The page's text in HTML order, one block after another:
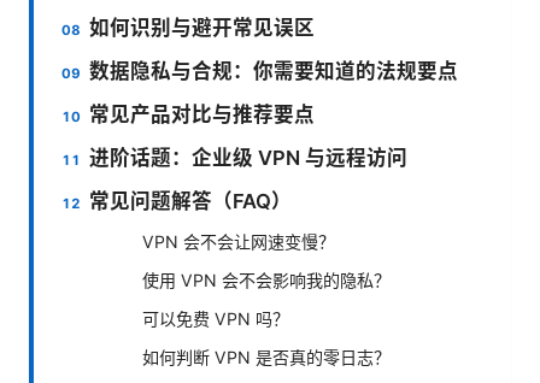
如何识别与避开常见误区
数据隐私与合规：你需要知道的法规要点
常见产品对比与推荐要点
进阶话题：企业级 VPN 与远程访问
常见问题解答（FAQ）
VPN 会不会让网速变慢？
使用 VPN 会不会影响我的隐私？
可以免费 VPN 吗？
如何判断 VPN 是否真的零日志？